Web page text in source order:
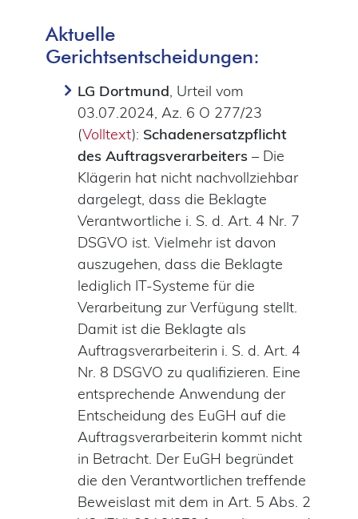
Aktuelle
Gerichtsentscheidungen:
LG Dortmund, Urteil vom
03.07.2024, Az. 6 O 277/23
(Volltext): Schadenersatzpflicht
des Auftragsverarbeiters – Die
Klägerin hat nicht nachvollziehbar
dargelegt, dass die Beklagte
Verantwortliche i. S. d. Art. 4 Nr. 7
DSGVO ist. Vielmehr ist davon
auszugehen, dass die Beklagte
lediglich IT-Systeme für die
Verarbeitung zur Verfügung stellt.
Damit ist die Beklagte als
Auftragsverarbeiterin i. S. d. Art. 4
Nr. 8 DSGVO zu qualifizieren. Eine
entsprechende Anwendung der
Entscheidung des EuGH auf die
Auftragsverarbeiterin kommt nicht
in Betracht. Der EuGH begründet
die den Verantwortlichen treffende
Beweislast mit dem in Art. 5 Abs. 2